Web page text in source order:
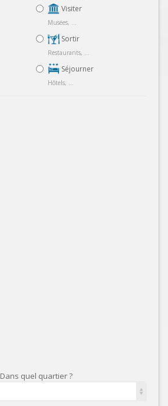
Visiter
Musées, ...
Sortir
Restaurants, ...
Séjourner
Hôtels, ...
Dans quel quartier ?